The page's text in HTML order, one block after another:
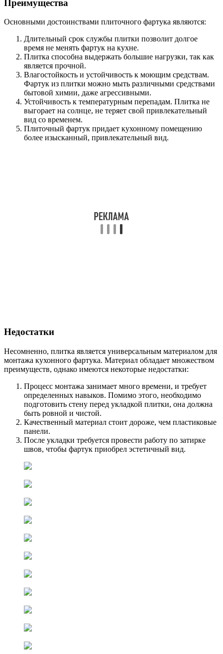
Преимущества
Основными достоинствами плиточного фартука являются:
Длительный срок службы плитки позволит долгое
время не менять фартук на кухне.
Плитка способна выдержать большие нагрузки, так как
является прочной.
Влагостойкость и устойчивость к моющим средствам.
Фартук из плитки можно мыть различными средствами
бытовой химии, даже агрессивными.
Устойчивость к температурным перепадам. Плитка не
выгорает на солнце, не теряет свой привлекательный
вид со временем.
Плиточный фартук придает кухонному помещению
более изысканный, привлекательный вид.
Недостатки
Несомненно, плитка является универсальным материалом для
монтажа кухонного фартука. Материал обладает множеством
преимуществ, однако имеются некоторые недостатки:
Процесс монтажа занимает много времени, и требует
определенных навыков. Помимо этого, необходимо
подготовить стену перед укладкой плитки, она должна
быть ровной и чистой.
Качественный материал стоит дороже, чем пластиковые
панели.
После укладки требуется провести работу по затирке
швов, чтобы фартук приобрел эстетичный вид.